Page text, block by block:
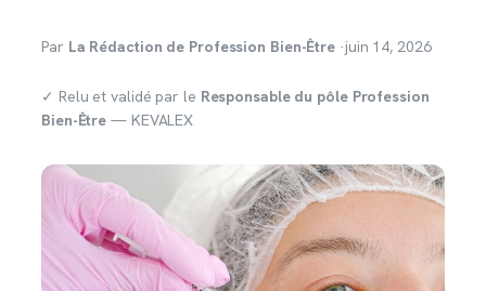
Par La Rédaction de Profession Bien-Être ·juin 14, 2026
✓ Relu et validé par le Responsable du pôle Profession
Bien-Être — KEVALEX